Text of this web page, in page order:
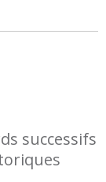
successifs